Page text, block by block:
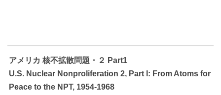
アメリカ 核不拡散問題・２ Part1
U.S. Nuclear Nonproliferation 2, Part I: From Atoms for
Peace to the NPT, 1954-1968